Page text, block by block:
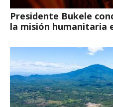
Presidente Bukele
la misión humanitaria